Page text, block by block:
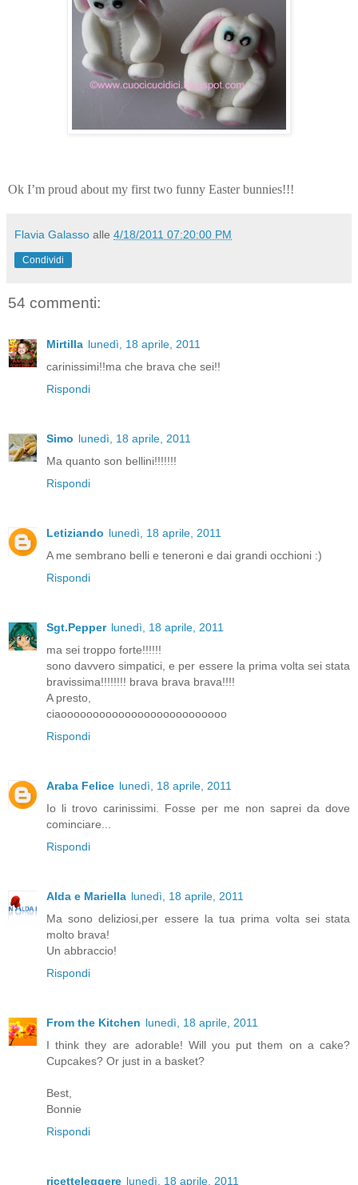
Ok I’m proud about my first two funny Easter bunnies!!!
Flavia Galasso alle 4/18/2011 07:20:00 PM
Condividi
54 commenti:
Mirtilla lunedì, 18 aprile, 2011
carinissimi!!ma che brava che sei!!
Rispondi
Simo lunedì, 18 aprile, 2011
Ma quanto son bellini!!!!!!!
Rispondi
Letiziando lunedì, 18 aprile, 2011
A me sembrano belli e teneroni e dai grandi occhioni :)
Rispondi
Sgt.Pepper lunedì, 18 aprile, 2011
ma sei troppo forte!!!!!!
sono davvero simpatici, e per essere la prima volta sei stata
bravissima!!!!!!!! brava brava brava!!!!
A presto,
ciaoooooooooooooooooooooooooo
Rispondi
Araba Felice lunedì, 18 aprile, 2011
Io li trovo carinissimi. Fosse per me non saprei da dove
cominciare...
Rispondi
Alda e Mariella lunedì, 18 aprile, 2011
Ma sono deliziosi,per essere la tua prima volta sei stata
molto brava!
Un abbraccio!
Rispondi
From the Kitchen lunedì, 18 aprile, 2011
I think they are adorable! Will you put them on a cake?
Cupcakes? Or just in a basket?
Best,
Bonnie
Rispondi
ricetteleggere lunedì, 18 aprile, 2011